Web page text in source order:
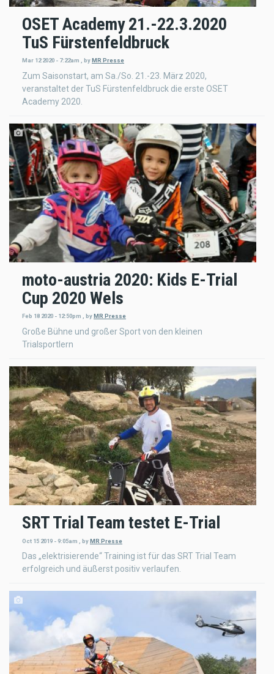
OSET Academy 21.-22.3.2020
TuS Fürstenfeldbruck
Mar 12 2020 - 7:22am , byMR Presse
Zum Saisonstart, am Sa./So. 21.-23. März 2020,
veranstaltet der TuS Fürstenfeldbruck die erste OSET
Academy 2020.
moto-austria 2020: Kids E-Trial
Cup 2020 Wels
Feb 18 2020 - 12:50pm , by MR Presse
Große Bühne und großer Sport von den kleinen
Trialsportlern
SRT Trial Team testet E-Trial
Oct 15 2019 - 9:05am byMR Presse
Das „elektrisierende“ Training ist für das SRT Trial Team
erfolgreich und äußerst positiv verlaufen.